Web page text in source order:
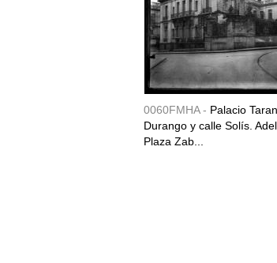
0060FMHA - Palacio
Durango y calle Solís.
Plaza Zab...